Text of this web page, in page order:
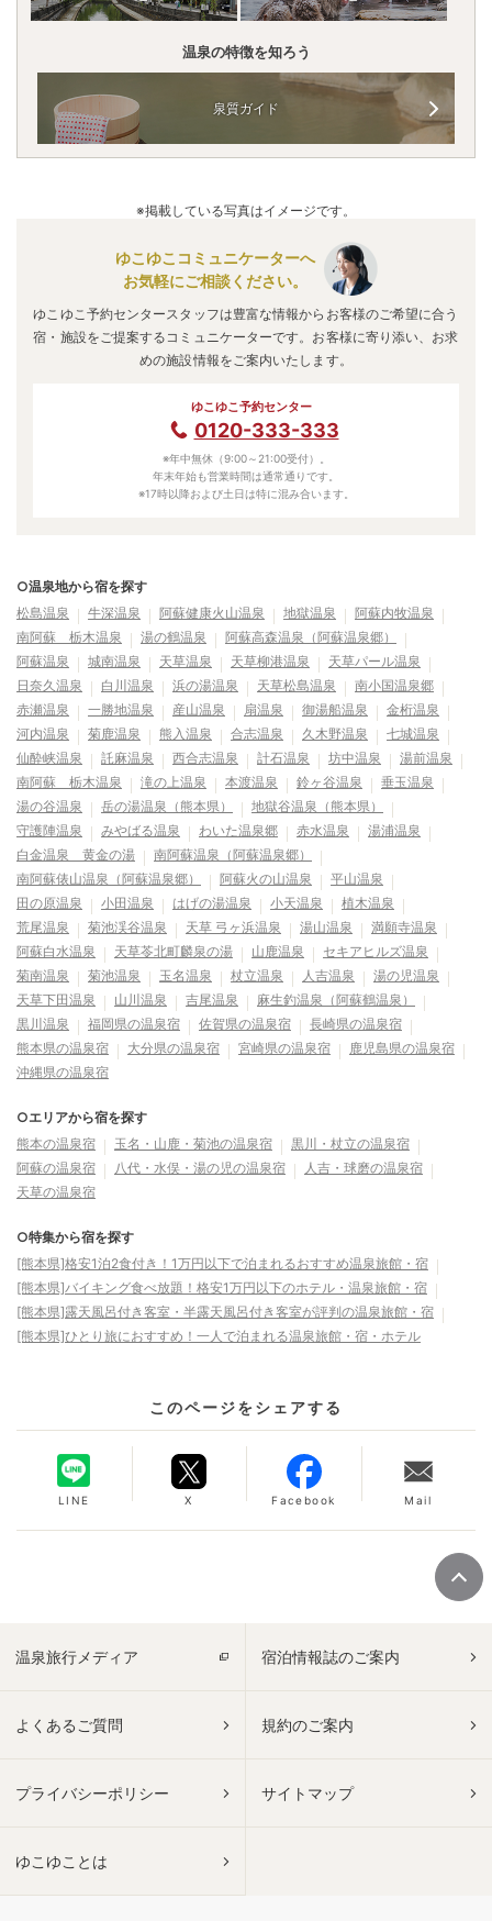
温泉の特徴を知ろう
泉質ガイド
※掲載している写真はイメージです。
ゆこゆこコミュニケーターへ
お気軽にご相談ください。
ゆこゆこ予約センタースタッフは豊富な情報からお客様のご希望に合う
宿・施設をご提案するコミュニケーターです。お客様に寄り添い、お求
めの施設情報をご案内いたします。
ゆこゆこ予約センター
0120-333-333
※年中無休（9:00～21:00受付）。
年末年始も営業時間は通常通りです。
※17時以降および土日は特に混み合います。
○温泉地から宿を探す
松島温泉
牛深温泉 阿蘇健康火山温泉 地獄温泉
阿蘇内牧温泉
南阿蘇 栃木温泉
湯の鶴温泉
阿蘇高森温泉（阿蘇温泉郷）
阿蘇温泉
城南温泉 天草温泉 天草柳港温泉
天草パール温泉
日奈久温泉
白川温泉 浜の湯温泉 天草松島温泉
南小国温泉郷
赤瀬温泉
一勝地温泉 産山温泉 扇温泉 御湯船温泉
金桁温泉
河内温泉
菊鹿温泉 熊入温泉 合志温泉 久木野温泉
七城温泉
仙酔峡温泉
託麻温泉 西合志温泉 計石温泉 坊中温泉
湯前温泉
南阿蘇 栃木温泉
滝の上温泉 本渡温泉 鈴ヶ谷温泉
垂玉温泉
湯の谷温泉
岳の湯温泉（熊本県）
地獄谷温泉（熊本県）
守護陣温泉
みやばる温泉 わいた温泉郷 赤水温泉
湯浦温泉
白金温泉 黄金の湯
南阿蘇温泉（阿蘇温泉郷）
南阿蘇俵山温泉（阿蘇温泉郷）
阿蘇火の山温泉
平山温泉
田の原温泉
小田温泉 はげの湯温泉 小天温泉
植木温泉
荒尾温泉
菊池渓谷温泉 天草 弓ヶ浜温泉 湯山温泉
満願寺温泉
阿蘇白水温泉
天草苓北町麟泉の湯 山鹿温泉
セキアヒルズ温泉
菊南温泉
菊池温泉 玉名温泉 杖立温泉 人吉温泉
湯の児温泉
天草下田温泉
山川温泉 吉尾温泉
麻生釣温泉（阿蘇鶴温泉）
黒川温泉
福岡県の温泉宿 佐賀県の温泉宿
長崎県の温泉宿
熊本県の温泉宿
大分県の温泉宿 宮崎県の温泉宿
鹿児島県の温泉宿
沖縄県の温泉宿
○エリアから宿を探す
熊本の温泉宿
玉名・山鹿・菊池の温泉宿
黒川・杖立の温泉宿
阿蘇の温泉宿
八代・水俣・湯の児の温泉宿
人吉・球磨の温泉宿
天草の温泉宿
○特集から宿を探す
[熊本県]格安1泊2食付き！1万円以下で泊まれるおすすめ温泉旅館・宿
[熊本県]バイキング食べ放題！格安1万円以下のホテル・温泉旅館・宿
[熊本県]露天風呂付き客室・半露天風呂付き客室が評判の温泉旅館・宿
[熊本県]ひとり旅におすすめ！一人で泊まれる温泉旅館・宿・ホテル
このページをシェアする
LINE X Facebook Mail
温泉旅行メディア 宿泊情報誌のご案内
よくあるご質問 規約のご案内
プライバシーポリシー サイトマップ
ゆこゆことは